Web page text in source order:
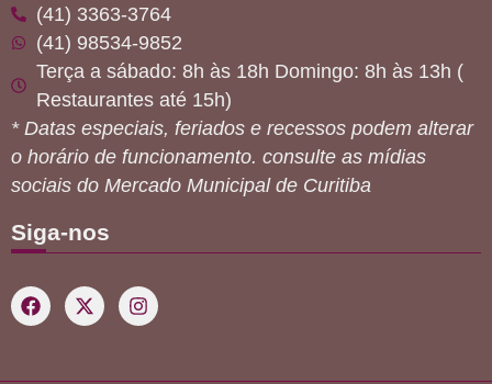
(41) 3363-3764
(41) 98534-9852
Terça a sábado: 8h às 18h Domingo: 8h às 13h (
Restaurantes até 15h)
* Datas especiais, feriados e recessos podem alterar
o horário de funcionamento. consulte as mídias
sociais do Mercado Municipal de Curitiba
Siga-nos